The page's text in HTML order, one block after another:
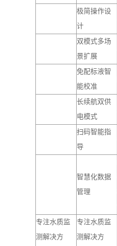
便携式一体
成型设计
自研高性能
GUI交互系统
内置微型热
敏打印机
极简操作设
计
双模式多场
景扩展
能校准
长续航双供
扫码智能指
导